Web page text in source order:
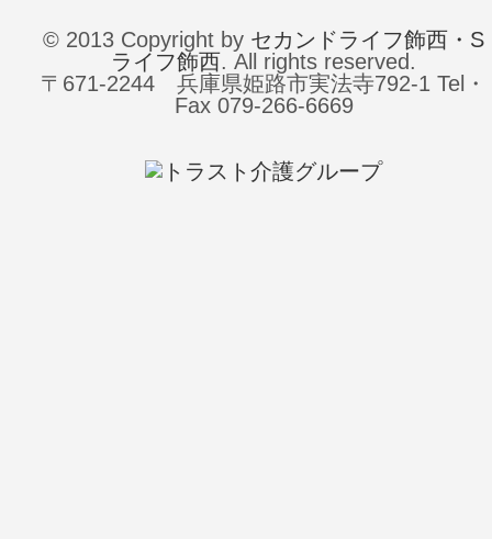
© 2013 Copyright by セカンドライフ飾西・S
ライフ飾西. All rights reserved.
〒671-2244 兵庫県姫路市実法寺792-1 Tel・
Fax 079-266-6669